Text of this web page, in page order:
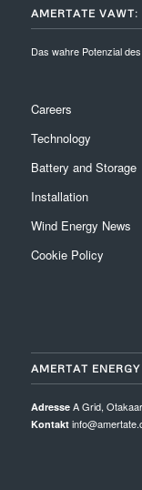
AMERTATE VAWT:
Das wahre Potenzial
Careers
Technology
Battery and Storage
Installation
Wind Energy News
Cookie Policy
AMERTAT
AdresseA Grid,
Kontakt